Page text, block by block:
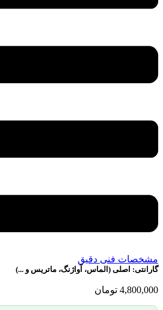
مشخصات فنی دقیق
گارانتی: اصلی (الماس، آواژنگ، ماتریس و ...)
4,800,000 تومان